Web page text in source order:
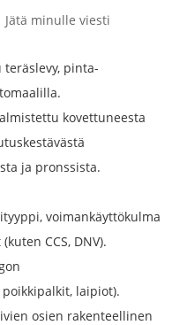
Jätä minulle viesti
pinta-
kovettuneesta
ja pronssista.
voimankäyttökulma
CCS, DNV).
laipiot).
osien rakenteellinen